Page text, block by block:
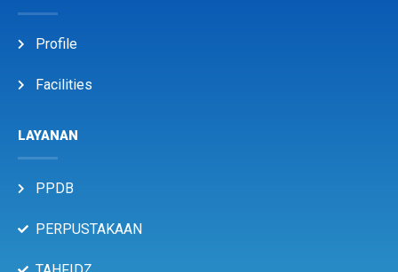
Profile
Facilities
LAYANAN
PPDB
PERPUSTAKAAN